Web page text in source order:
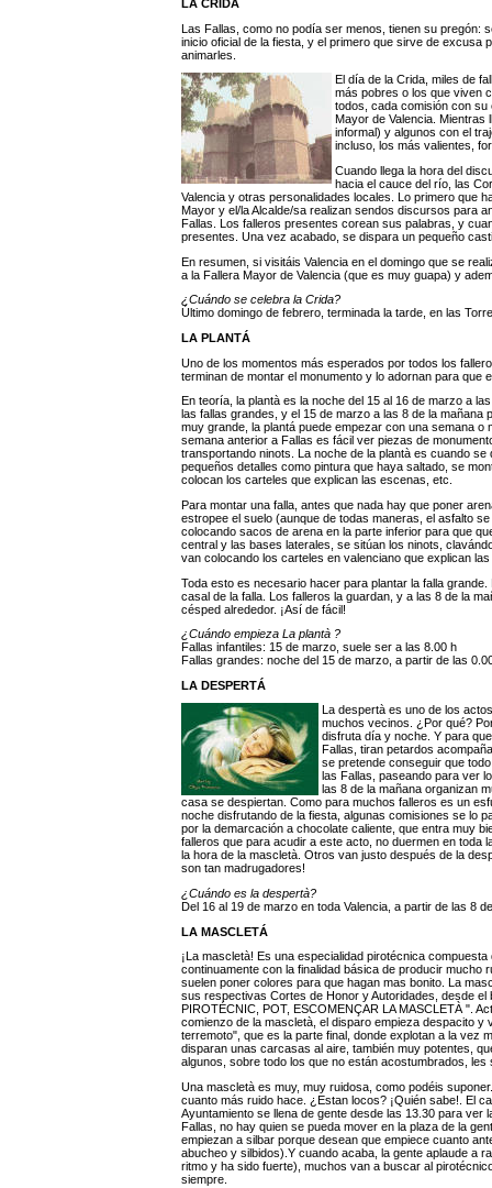
LA CRIDA
Las Fallas, como no podía ser menos, tienen su pregón:
inicio oficial de la fiesta, y el primero que sirve de excusa
animarles.
El día de la Crida, miles de
más pobres o los que viven
todos, cada comisión con su
Mayor de Valencia. Mientras
informal) y algunos con el
incluso, los más valientes,
Cuando llega la hora del
hacia el cauce del río, las
Valencia y otras personalidades locales. Lo primero que
Mayor y el/la Alcalde/sa realizan sendos discursos para
Fallas. Los falleros presentes corean sus palabras, y
presentes. Una vez acabado, se dispara un pequeño
En resumen, si visitáis Valencia en el domingo que se
a la Fallera Mayor de Valencia (que es muy guapa) y
¿Cuándo se celebra la Crida?
Último domingo de febrero, terminada la tarde, en las
LA PLANTÁ
Uno de los momentos más esperados por todos los
terminan de montar el monumento y lo adornan para
En teoría, la plantà es la noche del 15 al 16 de marzo a
las fallas grandes, y el 15 de marzo a las 8 de la mañana
muy grande, la plantá puede empezar con una semana
semana anterior a Fallas es fácil ver piezas de
transportando ninots. La noche de la plantà es cuando
pequeños detalles como pintura que haya saltado, se
colocan los carteles que explican las escenas, etc.
Para montar una falla, antes que nada hay que poner
estropee el suelo (aunque de todas maneras, el asfalto
colocando sacos de arena en la parte inferior para que
central y las bases laterales, se sitúan los ninots,
van colocando los carteles en valenciano que explican las
Toda esto es necesario hacer para plantar la falla
casal de la falla. Los falleros la guardan, y a las 8 de la
césped alrededor. ¡Así de fácil!
¿Cuándo empieza La plantà ?
Fallas infantiles: 15 de marzo, suele ser a las 8.00 h
Fallas grandes: noche del 15 de marzo, a partir de las
LA DESPERTÁ
La despertà es uno de los
muchos vecinos. ¿Por qué?
disfruta día y noche. Y para
Fallas, tiran petardos
se pretende conseguir que
las Fallas, paseando para ver
las 8 de la mañana organizan
casa se despiertan. Como para muchos falleros es un
noche disfrutando de la fiesta, algunas comisiones se lo
por la demarcación a chocolate caliente, que entra muy
falleros que para acudir a este acto, no duermen en
la hora de la mascletà. Otros van justo después de la
son tan madrugadores!
¿Cuándo es la despertà?
Del 16 al 19 de marzo en toda Valencia, a partir de las 8
LA MASCLETÁ
¡La mascletà! Es una especialidad pirotécnica
continuamente con la finalidad básica de producir
suelen poner colores para que hagan mas bonito. La
sus respectivas Cortes de Honor y Autoridades, desde
PIROTÉCNIC, POT, ESCOMENÇAR LA MASCLETÀ ".
comienzo de la mascletà, el disparo empieza despacito
terremoto", que es la parte final, donde explotan a la vez
disparan unas carcasas al aire, también muy potentes,
algunos, sobre todo los que no están acostumbrados,
Una mascletà es muy, muy ruidosa, como podéis
cuanto más ruido hace. ¿Estan locos? ¡Quién sabe!. El
Ayuntamiento se llena de gente desde las 13.30 para
Fallas, no hay quien se pueda mover en la plaza de la
empiezan a silbar porque desean que empiece cuanto
abucheo y silbidos).Y cuando acaba, la gente aplaude a
ritmo y ha sido fuerte), muchos van a buscar al
siempre.